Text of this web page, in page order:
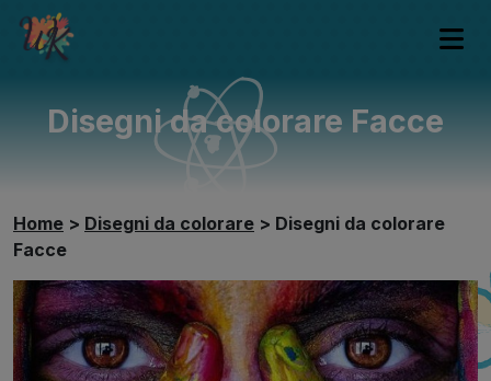
Disegni da colorare Facce
Home > Disegni da colorare > Disegni da colorare
Facce